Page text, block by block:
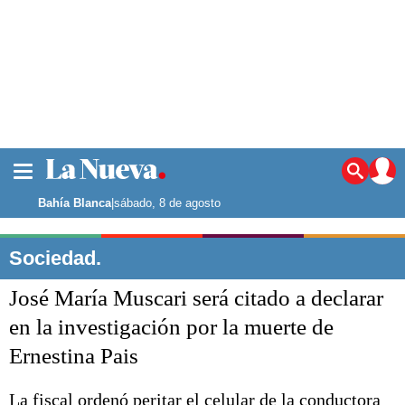
Noticias
La ciudad
Punta Alta
El mundo
Seguridad
Opinión
Liga del Sur
Bahía Blanca|sábado, 8 de agosto
Sociedad.
José María Muscari será citado a declarar
en la investigación por la muerte de
Ernestina Pais
La fiscal ordenó peritar el celular de la conductora